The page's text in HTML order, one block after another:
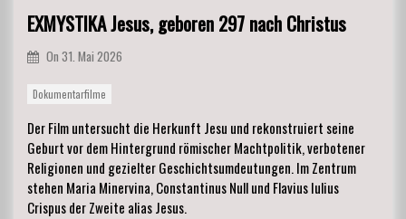
EXMYSTIKA Jesus, geboren 297 nach Christus
On 31. Mai 2026
Dokumentarfilme
Der Film untersucht die Herkunft Jesu und rekonstruiert seine
Geburt vor dem Hintergrund römischer Machtpolitik, verbotener
Religionen und gezielter Geschichtsumdeutungen. Im Zentrum
stehen Maria Minervina, Constantinus Null und Flavius Iulius
Crispus der Zweite alias Jesus.